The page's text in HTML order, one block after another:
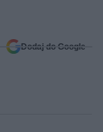
Dodaj do Google